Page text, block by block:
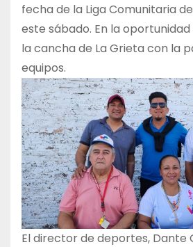
fecha de la Liga Comunitaria
este sábado. En la
la cancha de La Grieta con la
equipos.
El director de deportes, Dante